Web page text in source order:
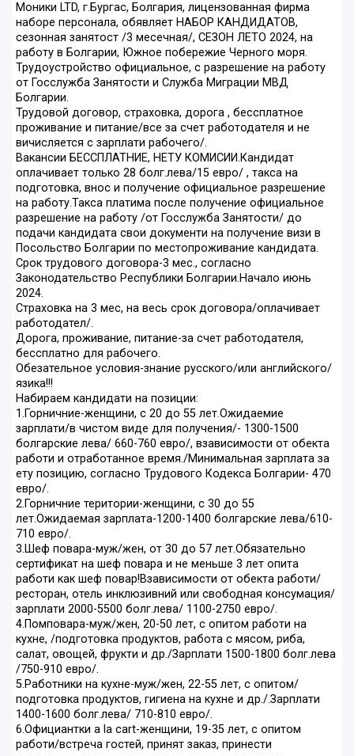
Moники LTD, г.Бургас, Болгария, лицензованная фирма
наборе персонала, обявляет НАБОР КАНДИДАТОВ,
сезонная занятост /3 месечная/, СЕЗОН ЛЕТО 2024, на
работу в Болгарии, Южное побережие Черного моря.
Трудоустройство официальное, с разрешение на работу
от Госслужба Занятости и Служба Миграции МВД
Болгарии.
Трудовой договор, страховка, дорога , бессплатное
проживание и питание/все за счет работодателя и не
вичисляется с зарплати рабочего/.
Вакансии БЕССПЛАТНИЕ, НЕТУ КОМИСИИ.Кандидат
оплачивает только 28 болг.лева/15 евро/ , такса на
подготовка, внос и получение официальное разрешение
на работу.Такса платима после получение официальное
разрешение на работу /от Госслужба Занятости/ до
подачи кандидата свои документи на получение визи в
Посольство Болгарии по местопроживание кандидата.
Срок трудового договора-3 мес., согласно
Законодательство Республики Болгарии.Начало июнь
2024.
Страховка на 3 мес, на весь срок договора/оплачивает
работодател/.
Дорога, проживание, питание-за счет работодателя,
бессплатно для рабочего.
Обезательное условия-знание русского/или английского/
язика!!!
Набираем кандидати на позиции:
1.Горничние-женщини, с 20 до 55 лет.Ожидаемие
зарплати/в чистом виде для получения/- 1300-1500
болгарские лева/ 660-760 евро/, взависимости от обекта
работи и отработанное время./Минимальная зарплата за
ету позицию, согласно Трудового Кодекса Болгарии- 470
евро/.
2.Горничние територии-женщини, с 30 до 55
лет.Ожидаемая зарплата-1200-1400 болгарские лева/610-
710 евро/.
3.Шеф повара-муж/жен, от 30 до 57 лет.Обязательно
сертификат на шеф повара и не меньше 3 лет опита
работи как шеф повар!Взависимости от обекта работи/
ресторан, отель инклюзивний или свободная консумация/
зарплати 2000-5500 болг.лева/ 1100-2750 евро/.
4.Помповара-муж/жен, 20-50 лет, с опитом работи на
кухне, /подготовка продуктов, работа с мясом, риба,
салат, овощей, фрукти и др./Зарплати 1500-1800 болг.лева
/750-910 евро/.
5.Работники на кухне-муж/жен, 22-55 лет, с опитом/
подготовка продуктов, гигиена на кухне и др./.Зарплати
1400-1600 болг.лева/ 710-810 евро/.
6.Официантки a la cart-женщини, 19-35 лет, с опитом
работи/встреча гостей, принят заказ, принести